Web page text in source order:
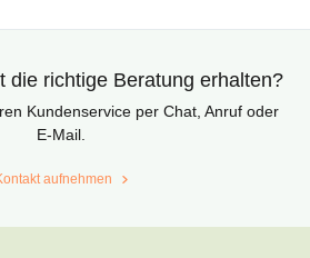
die richtige Beratung erhalten?
Kundenservice per Chat, Anruf oder
E-Mail.
aufnehmen